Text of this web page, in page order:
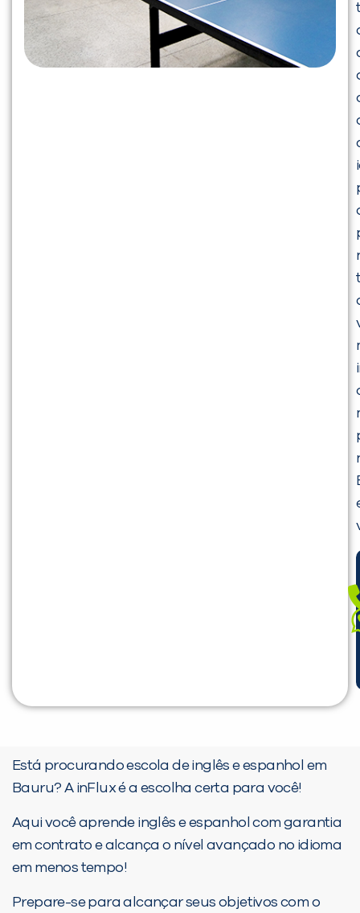
Está procurando escola de inglês e espanhol em
Bauru? A inFlux é a escolha certa para você!
Aqui você aprende inglês e espanhol com garantia
em contrato e alcança o nível avançado no idioma
em menos tempo!
Prepare-se para alcançar seus objetivos com o